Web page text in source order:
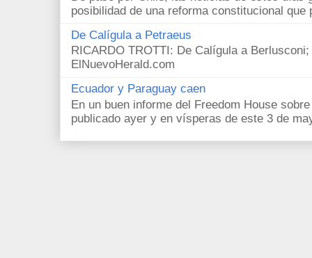
posibilidad de una reforma constitucional
De Calígula a Petraeus
RICARDO TROTTI: De Calígula a
ElNuevoHerald.com
Ecuador y Paraguay caen
En un buen informe del Freedom House
publicado ayer y en vísperas de este 3 de